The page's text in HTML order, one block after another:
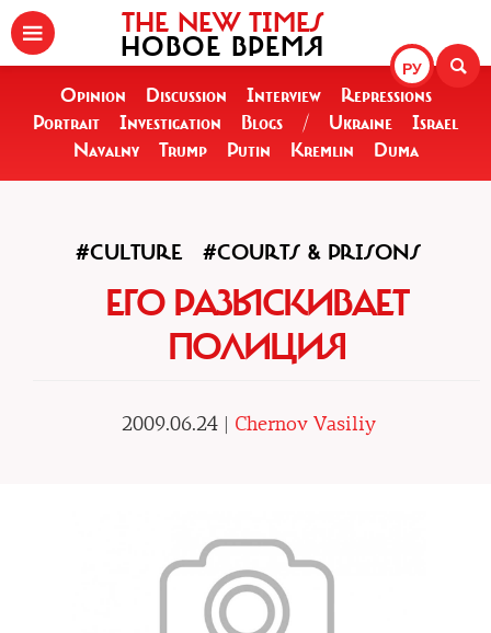
РУ
THE NEW TIMES
НОВОЕ ВРЕМЯ
Opinion Discussion Interview
Repressions
Portrait
Investigation Blogs / Ukraine
Israel
Navalny
Trump Putin Kremlin Duma
#CULTURE #COURTS & PRISONS
ЕГО РАЗЫСКИВАЕТ
ПОЛИЦИЯ
2009.06.24 | Chernov Vasiliy